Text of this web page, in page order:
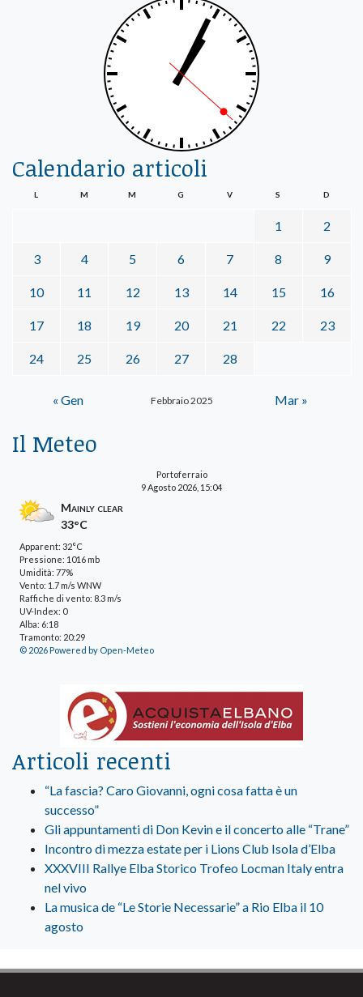
Calendario articoli
Febbraio 2025
L M M G V S D
1 2
3 4 5 6 7 8 9
10 11 12 13 14 15 16
17 18 19 20 21 22 23
24 25 26 27 28
« Gen Mar »
Il Meteo
Portoferraio
9 Agosto 2026, 15:04
Mainly clear
33°C
Apparent: 32°C
Pressione: 1016 mb
Umidità: 77%
Vento: 1.7 m/s WNW
Raffiche di vento: 8.3 m/s
UV-Index: 0
Alba: 6:18
Tramonto: 20:29
© 2026 Powered by Open-Meteo
Articoli recenti
“La fascia? Caro Giovanni, ogni cosa fatta è un
successo”
Gli appuntamenti di Don Kevin e il concerto alle “Trane”
Incontro di mezza estate per i Lions Club Isola d’Elba
XXXVIII Rallye Elba Storico Trofeo Locman Italy entra
nel vivo
La musica de “Le Storie Necessarie” a Rio Elba il 10
agosto